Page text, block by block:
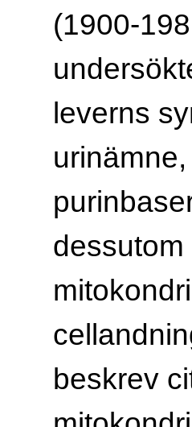
(1900-
leverns
dessutom
beskrev